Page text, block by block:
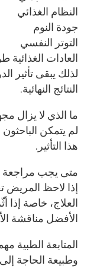
النظام الغذائي
جودة النوم
التوتر النفسي
العادات الغذائية
لذلك يبقى تأثير
النتائج النهائية.
ما الذي لا يزال
لم يتمكن
هذا التأثير.
متى يجب مراجعة
إذا لاحظ المريض
العلاج، خاصة إذا
الأفضل مناقشة
المتابعة الطبية
وطبيعة الحاجة